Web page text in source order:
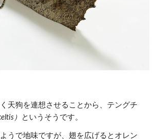
天狗を連想させることから、テングチ
） というそうです。
うで地味ですが、翅を広げるとオレン